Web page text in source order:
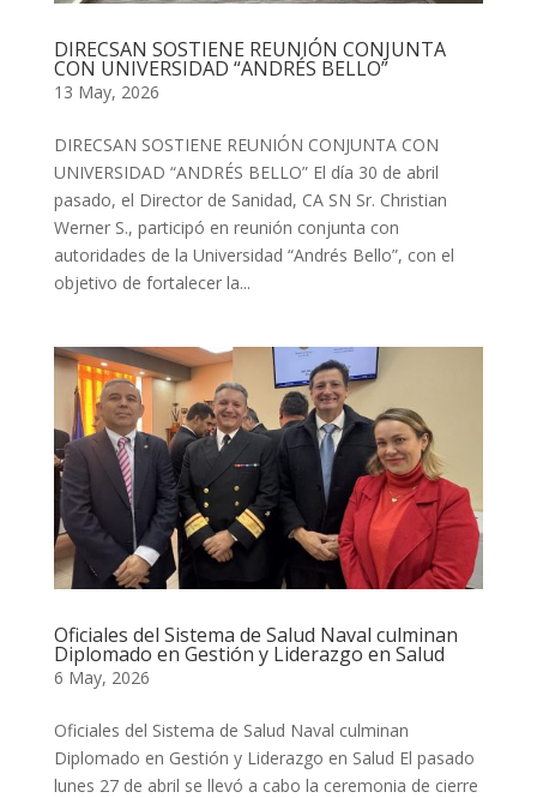
DIRECSAN SOSTIENE REUNIÓN CONJUNTA
CON UNIVERSIDAD “ANDRÉS BELLO”
13 May, 2026
DIRECSAN SOSTIENE REUNIÓN CONJUNTA CON
UNIVERSIDAD “ANDRÉS BELLO” El día 30 de abril
pasado, el Director de Sanidad, CA SN Sr. Christian
Werner S., participó en reunión conjunta con
autoridades de la Universidad “Andrés Bello”, con el
objetivo de fortalecer la...
Oficiales del Sistema de Salud Naval culminan
Diplomado en Gestión y Liderazgo en Salud
6 May, 2026
Oficiales del Sistema de Salud Naval culminan
Diplomado en Gestión y Liderazgo en Salud El pasado
lunes 27 de abril se llevó a cabo la ceremonia de cierre